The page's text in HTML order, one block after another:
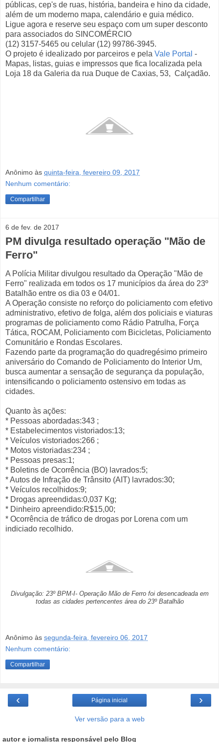
públicas, cep's de ruas, história, bandeira e hino da cidade,
além de um moderno mapa, calendário e guia médico.
Ligue agora e reserve seu espaço com um super desconto
para associados do SINCOMÉRCIO
(12) 3157-5465 ou celular (12) 99786-3945.
O projeto é idealizado por parceiros e pela Vale Portal -
Mapas, listas, guias e impressos que fica localizada pela
Loja 18 da Galeria da rua Duque de Caxias, 53, Calçadão.
Anônimo às quinta-feira, fevereiro 09, 2017
Nenhum comentário:
Compartilhar
6 de fev. de 2017
PM divulga resultado operação "Mão de
Ferro"
A Polícia Militar divulgou resultado da Operação "Mão de
Ferro" realizada em todos os 17 municípios da área do 23º
Batalhão entre os dia 03 e 04/01.
A Operação consiste no reforço do policiamento com efetivo
administrativo, efetivo de folga, além dos policiais e viaturas
programas de policiamento como Rádio Patrulha, Força
Tática, ROCAM, Policiamento com Bicicletas, Policiamento
Comunitário e Rondas Escolares.
Fazendo parte da programação do quadregésimo primeiro
aniversário do Comando de Policiamento do Interior Um,
busca aumentar a sensação de segurança da população,
intensificando o policiamento ostensivo em todas as
cidades.
Quanto às ações:
* Pessoas abordadas:343 ;
* Estabelecimentos vistoriados:13;
* Veículos vistoriados:266 ;
* Motos vistoriadas:234 ;
* Pessoas presas:1;
* Boletins de Ocorrência (BO) lavrados:5;
* Autos de Infração de Trânsito (AIT) lavrados:30;
* Veículos recolhidos:9;
* Drogas apreendidas:0,037 Kg;
* Dinheiro apreendido:R$15,00;
* Ocorrência de tráfico de drogas por Lorena com um
indiciado recolhido.
Divulgação: 23º BPM-I- Operação Mão de Ferro foi desencadeada em
todas as cidades pertencentes área do 23º Batalhão
Anônimo às segunda-feira, fevereiro 06, 2017
Nenhum comentário:
Compartilhar
‹ ›
Página inicial
Ver versão para a web
autor e jornalista responsável pelo Blog